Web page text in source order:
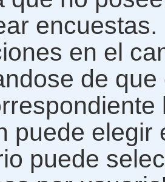
en el
de
puede
puede